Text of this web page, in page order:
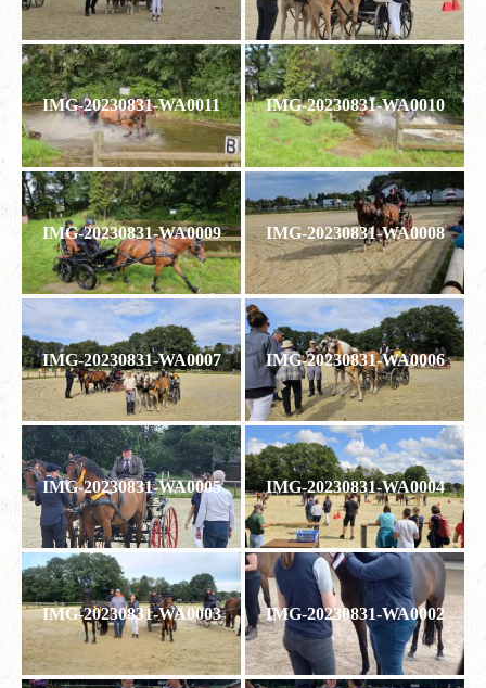
IMG-20230831-WA0011 IMG-20230831-WA0010
IMG-20230831-WA0009 IMG-20230831-WA0008
IMG-20230831-WA0007 IMG-20230831-WA0006
IMG-20230831-WA0005 IMG-20230831-WA0004
IMG-20230831-WA0003 IMG-20230831-WA0002